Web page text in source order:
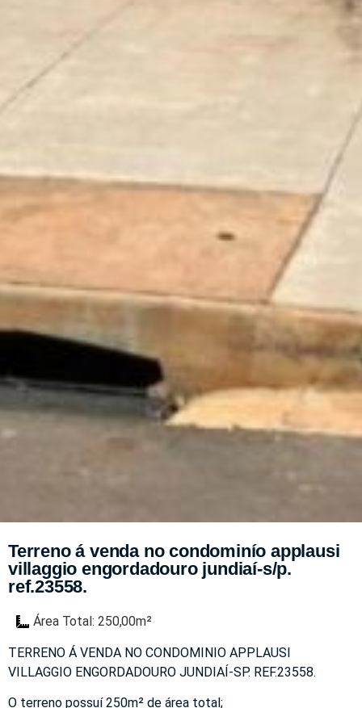
Terreno á venda no condominío applausi
villaggio engordadouro jundiaí-s/p.
ref.23558.
Área Total: 250,00m²
TERRENO Á VENDA NO CONDOMINIO APPLAUSI
VILLAGGIO ENGORDADOURO JUNDIAÍ-SP. REF.23558.
O terreno possuí 250m² de área total;